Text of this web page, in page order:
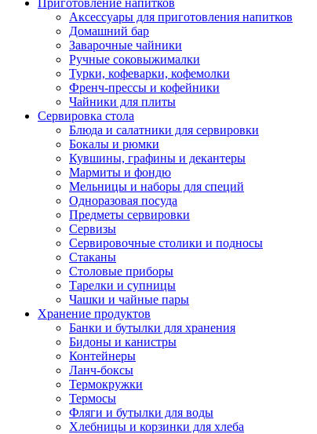
Приготовление напитков
Аксессуары для приготовления напитков
Домашний бар
Заварочные чайники
Ручные соковыжималки
Турки, кофеварки, кофемолки
Френч-прессы и кофейники
Чайники для плиты
Сервировка стола
Блюда и салатники для сервировки
Бокалы и рюмки
Кувшины, графины и декантеры
Мармиты и фондю
Мельницы и наборы для специй
Одноразовая посуда
Предметы сервировки
Сервизы
Сервировочные столики и подносы
Стаканы
Столовые приборы
Тарелки и супницы
Чашки и чайные пары
Хранение продуктов
Банки и бутылки для хранения
Бидоны и канистры
Контейнеры
Ланч-боксы
Термокружки
Термосы
Фляги и бутылки для воды
Хлебницы и корзинки для хлеба